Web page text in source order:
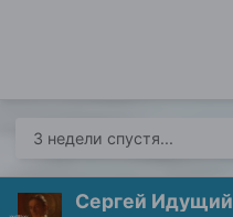
3 недели спустя...
Сергей Идущий